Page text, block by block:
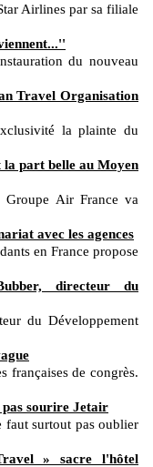
Airlines par sa filiale
du nouveau
Travel Organisation
la plainte du
part belle au Moyen
Air France va
avec les agences
en France propose
directeur du
du Développement
françaises de congrès.
pas sourire Jetair
faut surtout pas oublier
» sacre l'hôtel